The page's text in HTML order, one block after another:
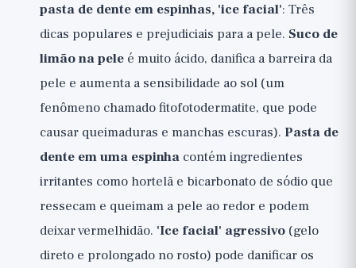
pasta de dente em espinhas, 'ice facial': Três
dicas populares e prejudiciais para a pele. Suco de
limão na pele é muito ácido, danifica a barreira da
pele e aumenta a sensibilidade ao sol (um
fenômeno chamado fitofotodermatite, que pode
causar queimaduras e manchas escuras). Pasta de
dente em uma espinha contém ingredientes
irritantes como hortelã e bicarbonato de sódio que
ressecam e queimam a pele ao redor e podem
deixar vermelhidão. 'Ice facial' agressivo (gelo
direto e prolongado no rosto) pode danificar os